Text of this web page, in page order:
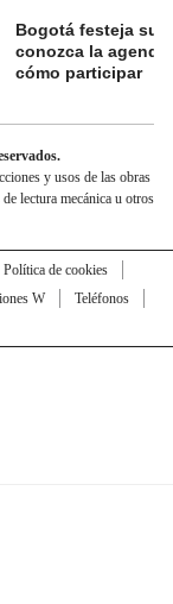
Bogotá festeja su
conozca la
cómo participar
y usos de las obras
lectura mecánica u otros
Política de cookies
W
Teléfonos